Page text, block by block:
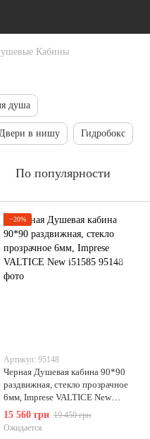
Кабины
душа
в нишу Гидробокс
По популярности
−20%
Артикул: 95148
Черная Душевая кабина 90*90
раздвижная, стекло прозрачное
6мм, Imprese VALTICE New
i51585
15 560 грн 19 450 грн
Ожидается